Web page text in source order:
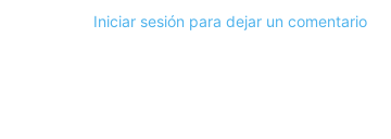
Iniciar sesión para dejar un comentario